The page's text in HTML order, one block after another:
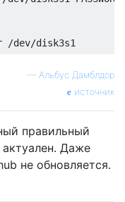
— Альбус Дамблдор
источник
правильный
Даже
не обновляется.